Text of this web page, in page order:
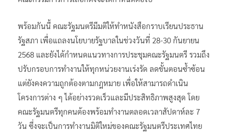
พร้อมกันนี้ คณะรัฐมนตรีมีมติให้ทำหนังสือกราบเรียนประธาน
รัฐสภา เพื่อแถลงนโยบายรัฐบาลในช่วงวันที่ 28-30 กันยายน
2568 และยังได้กำหนดแนวทางการประชุมคณะรัฐมนตรี รวมถึง
ปรับกรอบการทำงานให้ทุกหน่วยงานเร่งรัด ลดขั้นตอนซ้ำซ้อน
แต่ยังคงความถูกต้องตามกฎหมาย เพื่อให้สามารถดำเนิน
โครงการต่าง ๆ ได้อย่างรวดเร็วและมีประสิทธิภาพสูงสุด โดย
คณะรัฐมนตรีทุกคนต้องพร้อมทำงานตลอดเวลาสัปดาห์ละ 7
วัน ซึ่งจะเป็นการทำงานมิติใหม่ของคณะรัฐมนตรีประเทศไทย